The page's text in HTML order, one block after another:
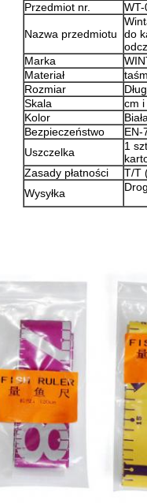
Przedmiot nr.
Nazwa przedmiotu
do
Marka
Materiał
Rozmiar
Skala
cm i
Kolor
Bezpieczeństwo
EN-
Uszczelka
1
Zasady płatności
T/T
Wysyłka